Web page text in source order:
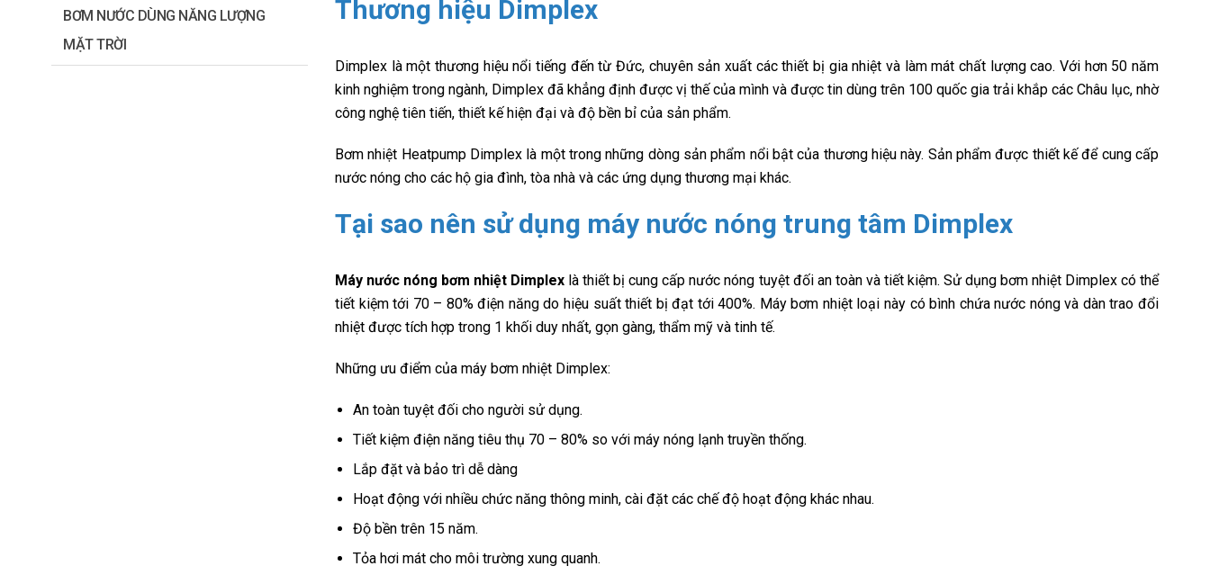
Thương hiệu Dimplex
Dimplex là một thương hiệu nổi tiếng đến từ Đức, chuyên sản xuất các thiết bị gia nhiệt và làm mát chất lượng cao. Với hơn 50 năm
kinh nghiệm trong ngành, Dimplex đã khẳng định được vị thế của mình và được tin dùng trên 100 quốc gia trải khắp các Châu lục, nhờ
công nghệ tiên tiến, thiết kế hiện đại và độ bền bỉ của sản phẩm.
Bơm nhiệt Heatpump Dimplex là một trong những dòng sản phẩm nổi bật của thương hiệu này. Sản phẩm được thiết kế để cung cấp
nước nóng cho các hộ gia đình, tòa nhà và các ứng dụng thương mại khác.
Tại sao nên sử dụng máy nước nóng trung tâm Dimplex
Máy nước nóng bơm nhiệt Dimplex là thiết bị cung cấp nước nóng tuyệt đối an toàn và tiết kiệm. Sử dụng bơm nhiệt Dimplex có thể
tiết kiệm tới 70 – 80% điện năng do hiệu suất thiết bị đạt tới 400%. Máy bơm nhiệt loại này có bình chứa nước nóng và dàn trao đổi
nhiệt được tích hợp trong 1 khối duy nhất, gọn gàng, thẩm mỹ và tinh tế.
Những ưu điểm của máy bơm nhiệt Dimplex:
An toàn tuyệt đối cho người sử dụng.
Tiết kiệm điện năng tiêu thụ 70 – 80% so với máy nóng lạnh truyền thống.
Lắp đặt và bảo trì dễ dàng
Hoạt động với nhiều chức năng thông minh, cài đặt các chế độ hoạt động khác nhau.
Độ bền trên 15 năm.
Tỏa hơi mát cho môi trường xung quanh.
BƠM NƯỚC DÙNG NĂNG LƯỢNG
MẶT TRỜI